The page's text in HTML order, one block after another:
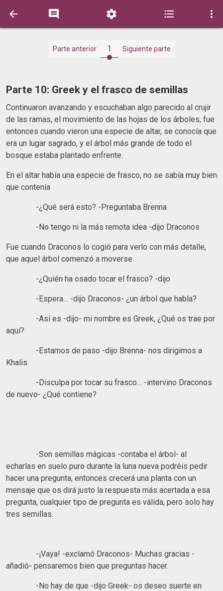
    
Parte anterior 1 Siguiente parte
Parte 10: Greek y el frasco de semillas
Continuaron avanzando y escuchaban algo parecido al crujir
de las ramas, el movimiento de las hojas de los árboles, fue
entonces cuando vieron una especie de altar, se conocía que
era un lugar sagrado, y el árbol más grande de todo el
bosque estaba plantado enfrente.
En el altar había una especie de frasco, no se sabía muy bien
que contenía
-¿Qué será esto? -Preguntaba Brenna
-No tengo ni la más remota idea -dijo Draconos
Fue cuando Draconos lo cogió para verlo con más detalle,
que aquel árbol comenzó a moverse.
-¿Quién ha osado tocar el frasco? -dijo
-Espera… -dijo Draconos- ¿un árbol que habla?
-Así es -dijo- mi nombre es Greek, ¿Qué os trae por
aquí?
-Estamos de paso -dijo Brenna- nos dirigimos a
Khalis
-Disculpa por tocar su frasco… -intervino Draconos
de nuevo- ¿Qué contiene?
-Son semillas mágicas -contaba el árbol- al
echarlas en suelo puro durante la luna nueva podréis pedir
hacer una pregunta, entonces crecerá una planta con un
mensaje que os dirá justo la respuesta más acertada a esa
pregunta, cualquier tipo de pregunta es válida, pero solo hay
tres semillas.
-¡Vaya! -exclamó Draconos- Muchas gracias -
añadió- pensaremos bien que preguntas hacer.
-No hay de que -dijo Greek- os deseo suerte en